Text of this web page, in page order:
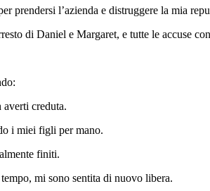
prendersi l’azienda e distruggere la mia
di Daniel e Margaret, e tutte le accuse
creduta.
i miei figli per mano.
finiti.
mi sono sentita di nuovo libera.